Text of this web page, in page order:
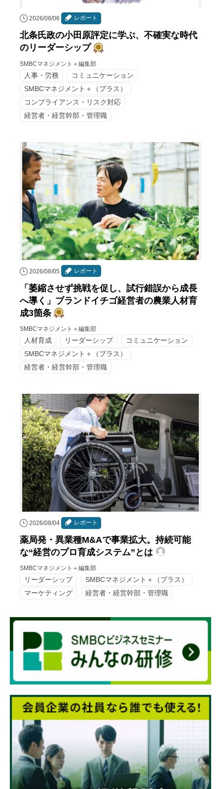
2026/08/06 レポート
北条氏政の小田原評定に学ぶ、不確実な時代
のリーダーシップ
SMBCマネジメント＋編集部
人事・労務
コミュニケーション
SMBCマネジメント＋（プラス）
コンプライアンス・リスク対応
経営者・経営幹部・管理職
2026/08/05 レポート
「萎縮させず挑戦を促し、試行錯誤から成長
へ導く」ブランドイチゴ経営者の農業人材育
成3箇条
SMBCマネジメント＋編集部
人材育成 リーダーシップ
コミュニケーション
SMBCマネジメント＋（プラス）
経営者・経営幹部・管理職
2026/08/04 レポート
薬局発・異業種M&Aで事業拡大。持続可能
な“経営のプロ育成システム”とは
SMBCマネジメント＋編集部
リーダーシップ
SMBCマネジメント＋（プラス）
マーケティング
経営者・経営幹部・管理職